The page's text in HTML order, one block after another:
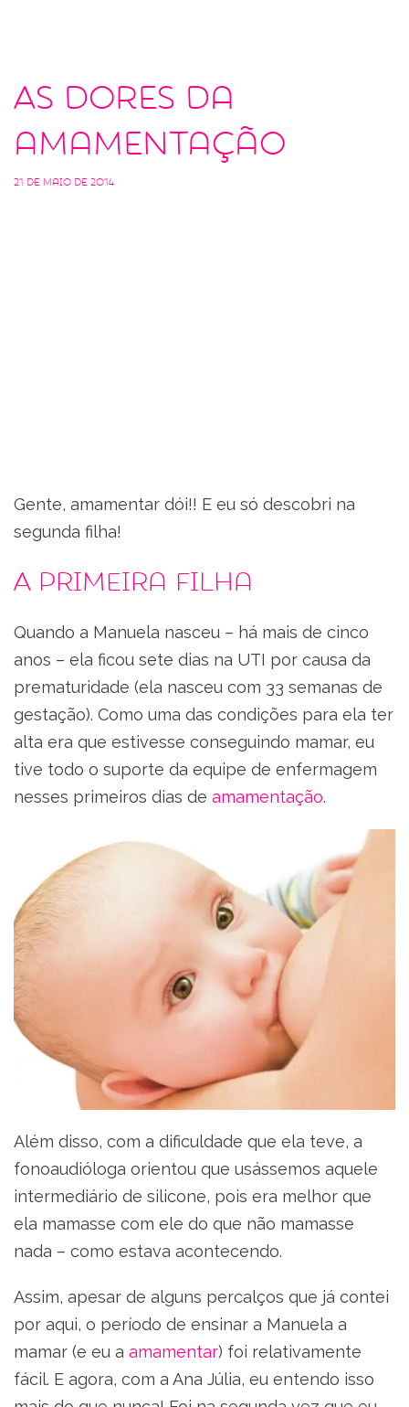
As dores da
amamentação
21 de maio de 2014
Gente, amamentar dói!! E eu só descobri na
segunda filha!
A primeira filha
Quando a Manuela nasceu – há mais de cinco
anos – ela ficou sete dias na UTI por causa da
prematuridade (ela nasceu com 33 semanas de
gestação). Como uma das condições para ela ter
alta era que estivesse conseguindo mamar, eu
tive todo o suporte da equipe de enfermagem
nesses primeiros dias de amamentação.
Além disso, com a dificuldade que ela teve, a
fonoaudióloga orientou que usássemos aquele
intermediário de silicone, pois era melhor que
ela mamasse com ele do que não mamasse
nada – como estava acontecendo.
Assim, apesar de alguns percalços que já contei
por aqui, o período de ensinar a Manuela a
mamar (e eu a amamentar) foi relativamente
fácil. E agora, com a Ana Júlia, eu entendo isso